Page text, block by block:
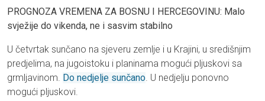
PROGNOZA VREMENA ZA BOSNU I HERCEGOVINU: Malo
svježije do vikenda, ne i sasvim stabilno
U četvrtak sunčano na sjeveru zemlje i u Krajini, u središnjim
predjelima, na jugoistoku i planinama mogući pljuskovi sa
grmljavinom. Do nedjelje sunčano. U nedjelju ponovno
mogući pljuskovi.